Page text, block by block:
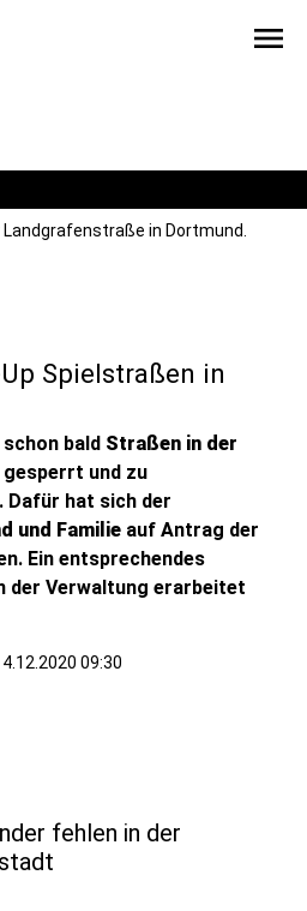
menu
in Dortmund.
Spielstraßen in
bald Straßen in der
und zu
Dafür hat sich der
und Familie auf Antrag der
Ein entsprechendes
der Verwaltung erarbeitet
09:30
fehlen in der